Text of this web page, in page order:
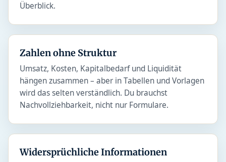
Überblick.
Zahlen ohne Struktur
Umsatz, Kosten, Kapitalbedarf und Liquidität
hängen zusammen – aber in Tabellen und Vorlagen
wird das selten verständlich. Du brauchst
Nachvollziehbarkeit, nicht nur Formulare.
Widersprüchliche Informationen